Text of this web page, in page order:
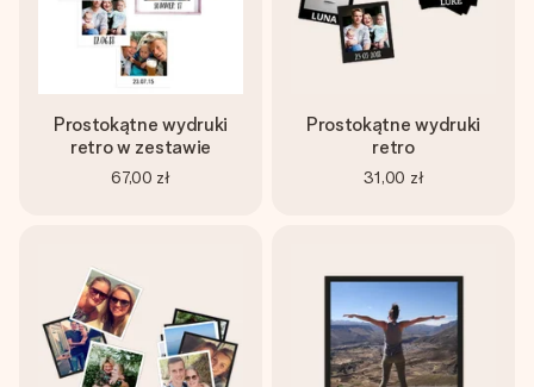
Prostokątne wydruki
retro w zestawie
67,00 zł
Prostokątne wydruki
retro
31,00 zł